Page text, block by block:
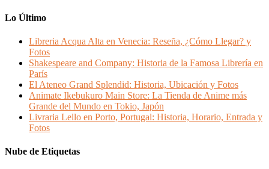
Lo Último
Libreria Acqua Alta en Venecia: Reseña, ¿Cómo Llegar? y
Fotos
Shakespeare and Company: Historia de la Famosa Librería en
París
El Ateneo Grand Splendid: Historia, Ubicación y Fotos
Animate Ikebukuro Main Store: La Tienda de Anime más
Grande del Mundo en Tokio, Japón
Livraria Lello en Porto, Portugal: Historia, Horario, Entrada y
Fotos
Nube de Etiquetas